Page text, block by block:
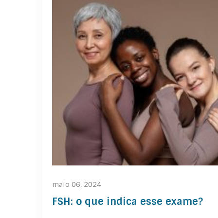
maio 06, 2024
FSH: o que indica esse exame?